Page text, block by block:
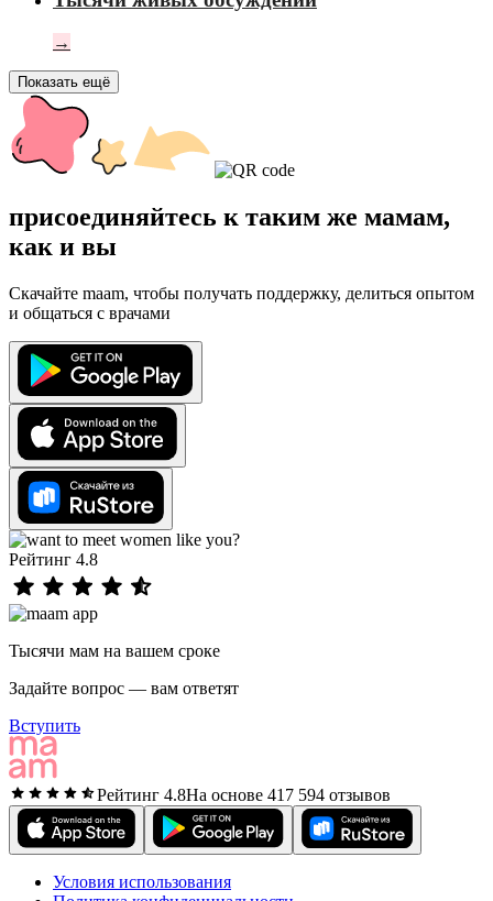
→
Показать ещё
присоединяйтесь к таким же мамам,
как и вы
Скачайте maam, чтобы получать поддержку, делиться опытом
и общаться с врачами
Рейтинг 4.8
Тысячи мам на вашем сроке
Задайте вопрос — вам ответят
Вступить
Рейтинг 4.8На основе 417 594 отзывов
Условия использования